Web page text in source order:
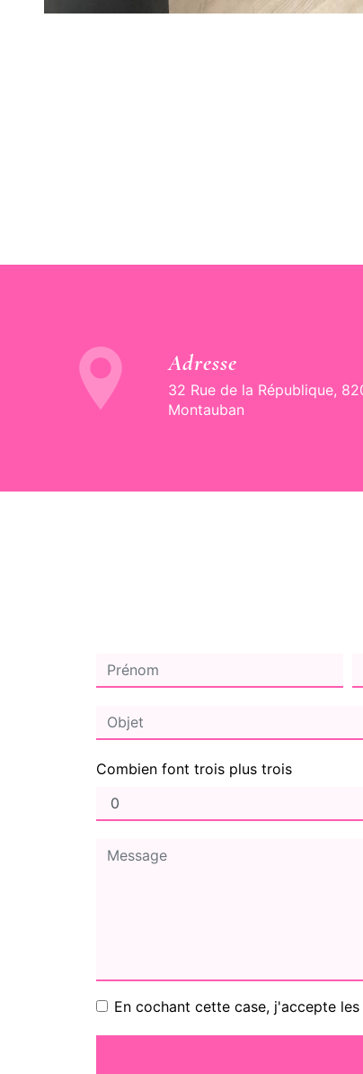
Adresse
32 Rue de la République,
Montauban
Combien font trois plus trois
En cochant cette case, j'accepte